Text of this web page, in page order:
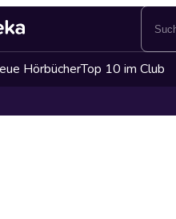
HörbücherTop 10 im Club